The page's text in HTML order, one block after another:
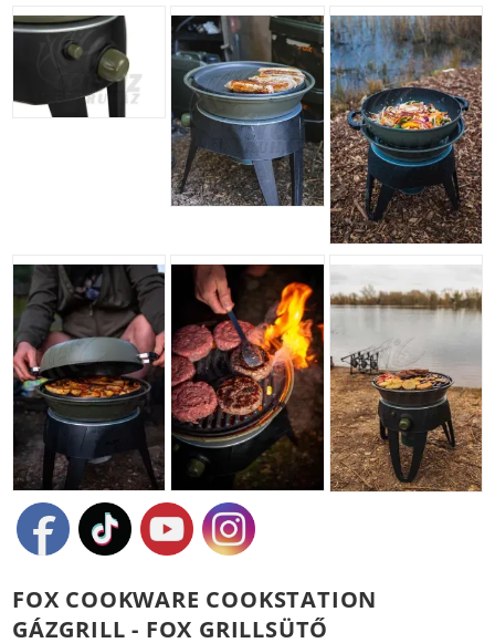
FOX COOKWARE COOKSTATION
GÁZGRILL - FOX GRILLSÜTŐ